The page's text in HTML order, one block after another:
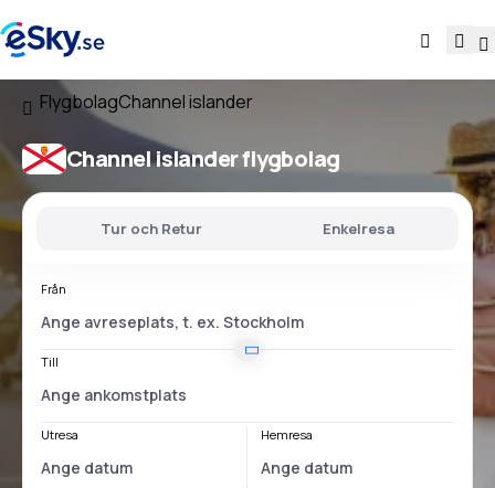
FlygbolagChannel islander
Channel islander flygbolag
Tur och Retur Enkelresa
Från
Till
Utresa Hemresa